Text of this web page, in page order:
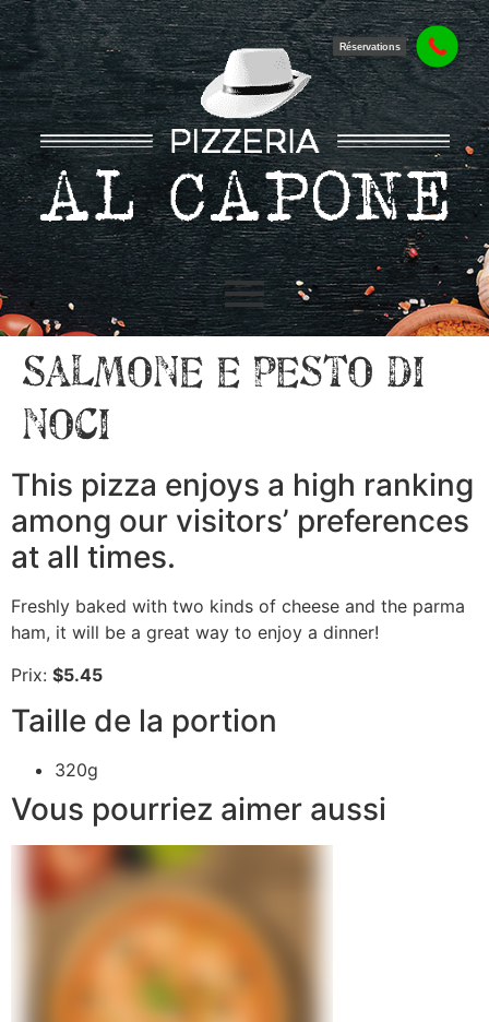
Salmone e pesto di
noci
This pizza enjoys a high ranking
among our visitors’ preferences
at all times.
Freshly baked with two kinds of cheese and the parma
ham, it will be a great way to enjoy a dinner!
Prix: $5.45
Taille de la portion
320g
Vous pourriez aimer aussi
Réservations